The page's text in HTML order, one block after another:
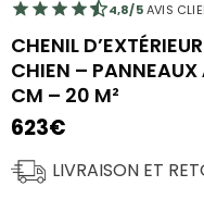
4,8/5AVIS
CHENIL
CHIEN –
CM – 20 M²
623€
LIVRAISON ET